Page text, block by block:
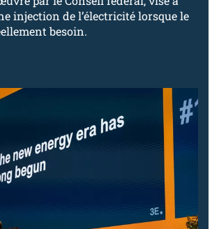
injection de l’électricité lorsque le
besoin.